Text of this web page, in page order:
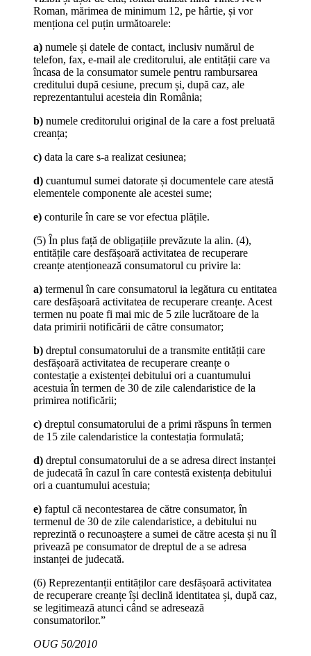
Roman, mărimea de minimum 12, pe hârtie, și vor
menționa cel puțin următoarele:
a) numele și datele de contact, inclusiv numărul de
telefon, fax, e-mail ale creditorului, ale entității care va
încasa de la consumator sumele pentru rambursarea
creditului după cesiune, precum și, după caz, ale
reprezentantului acesteia din România;
b) numele creditorului original de la care a fost preluată
creanța;
c) data la care s-a realizat cesiunea;
d) cuantumul sumei datorate și documentele care atestă
elementele componente ale acestei sume;
e) conturile în care se vor efectua plățile.
(5) În plus față de obligațiile prevăzute la alin. (4),
entitățile care desfășoară activitatea de recuperare
creanțe atenționează consumatorul cu privire la:
a) termenul în care consumatorul ia legătura cu entitatea
care desfășoară activitatea de recuperare creanțe. Acest
termen nu poate fi mai mic de 5 zile lucrătoare de la
data primirii notificării de către consumator;
b) dreptul consumatorului de a transmite entității care
desfășoară activitatea de recuperare creanțe o
contestație a existenței debitului ori a cuantumului
acestuia în termen de 30 de zile calendaristice de la
primirea notificării;
c) dreptul consumatorului de a primi răspuns în termen
de 15 zile calendaristice la contestația formulată;
d) dreptul consumatorului de a se adresa direct instanței
de judecată în cazul în care contestă existența debitului
ori a cuantumului acestuia;
e) faptul că necontestarea de către consumator, în
termenul de 30 de zile calendaristice, a debitului nu
reprezintă o recunoaștere a sumei de către acesta și nu îl
privează pe consumator de dreptul de a se adresa
instanței de judecată.
(6) Reprezentanții entităților care desfășoară activitatea
de recuperare creanțe își declină identitatea și, după caz,
se legitimează atunci când se adresează
consumatorilor.”
OUG 50/2010